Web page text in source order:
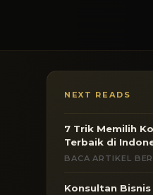
NEXT READS
7 Trik Memilih
Terbaik di
BACA ARTIKEL
Konsultan